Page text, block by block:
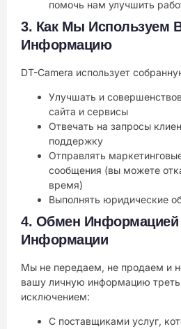
помочь нам улучшить
3. Как Мы Используем
Информацию
DT-Camera использует
Улучшать и
сайта и сервисы
Отвечать на запросы
поддержку
Отправлять
сообщения (вы можете
время)
Выполнять юридические
4. Обмен Информацией
Информации
Мы не передаем, не продаем и
вашу личную информацию
исключением:
С поставщиками услуг,